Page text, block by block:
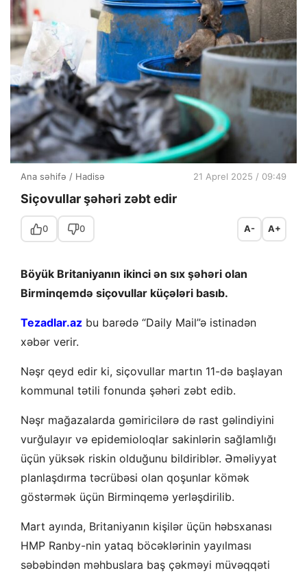
Ana səhifə / Hadisə 21 Aprel 2025 / 09:49
Siçovullar şəhəri zəbt edir
0 0 A- A+
Böyük Britaniyanın ikinci ən sıx şəhəri olan
Birminqemdə siçovullar küçələri basıb.
Tezadlar.az bu barədə “Daily Mail”ə istinadən
xəbər verir.
Nəşr qeyd edir ki, siçovullar martın 11-də başlayan
kommunal tətili fonunda şəhəri zəbt edib.
Nəşr mağazalarda gəmiricilərə də rast gəlindiyini
vurğulayır və epidemioloqlar sakinlərin sağlamlığı
üçün yüksək riskin olduğunu bildiriblər. Əməliyyat
planlaşdırma təcrübəsi olan qoşunlar kömək
göstərmək üçün Birminqemə yerləşdirilib.
Mart ayında, Britaniyanın kişilər üçün həbsxanası
HMP Ranby-nin yataq böcəklərinin yayılması
səbəbindən məhbuslara baş çəkməyi müvəqqəti